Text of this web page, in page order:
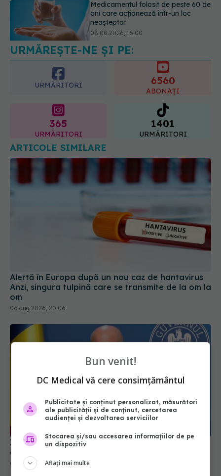
Transpirații nocturne: semnul ignorat
care poate ascunde probleme
serioase de sănătate
08.08.2026, 20:00
URMĂREȘTE-NE ȘI PE:
URMĂRITORI 6560
ABONAȚI
365
URMĂRITORI
1401
URMĂRITORI
ARTICOLE SIMILARE
Alertă în Europa după un nou caz de hantavirus
Anzi, singura tulpină care se transmite de la om la
om
06 aug 2026, 20:06
Ilie Bolojan, anunț despre spitale în contextul
crizei energetice
06 aug 2026, 15:24
Bun venit!
DC Medical vă cere consimțământul
Publicitate și conținut personalizat, măsurători
ale publicității și de conținut, cercetarea
audienței și dezvoltarea serviciilor
Stocarea și/sau accesarea informațiilor de pe
un dispozitiv
Aflați mai multe